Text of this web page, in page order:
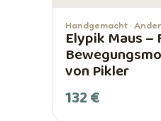
Handgemacht ·
Elypik Maus –
von Pikler
132 €